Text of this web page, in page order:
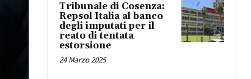
Tribunale di Cosenza:
Repsol Italia al banco
degli imputati per il
reato di tentata
estorsione
24 Marzo 2025